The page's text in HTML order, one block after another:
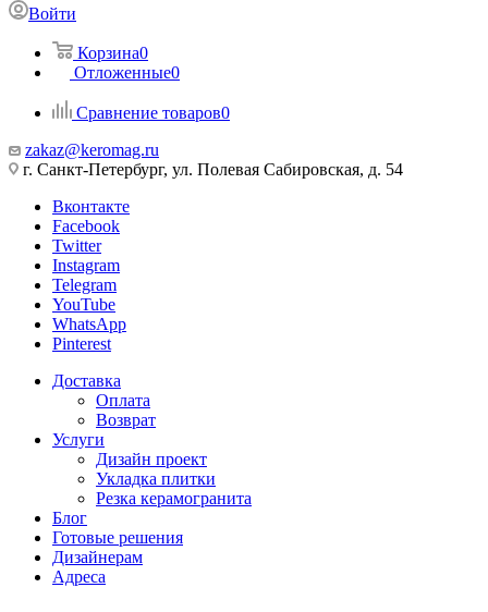
Войти
Корзина0
Отложенные0
Сравнение товаров0
zakaz@keromag.ru
г. Санкт-Петербург, ул. Полевая Сабировская, д. 54
Вконтакте
Facebook
Twitter
Instagram
Telegram
YouTube
WhatsApp
Pinterest
Доставка
Оплата
Возврат
Услуги
Дизайн проект
Укладка плитки
Резка керамогранита
Блог
Готовые решения
Дизайнерам
Адреса